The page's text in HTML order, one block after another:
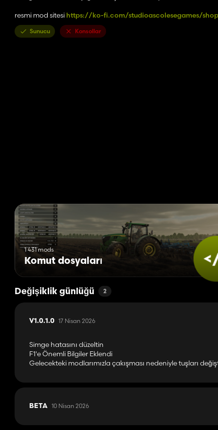
resmi mod sitesi https://ko-fi.com/studioascolesegames/shop
Sunucu Konsollar
1 431 mods
Komut dosyaları
Değişiklik günlüğü 2
V1.0.1.0 17 Nisan 2026
Simge hatasını düzeltin
F1'e Önemli Bilgiler Eklendi
Gelecekteki modlarımızla çakışması nedeniyle tuşları
BETA 10 Nisan 2026